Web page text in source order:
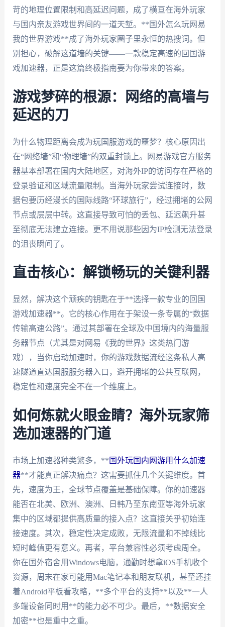
苛的地理位置限制和高延迟问题，成了横亘在海外玩家
与国内亲友游戏世界间的一道天堑。**国外怎么玩网易
我的世界游戏**成了海外玩家圈子里永恒的热搜词。但
别担心，破解这道墙的关键——一款稳定高速的回国游
戏加速器，正是这篇终极指南要为你带来的答案。
游戏梦碎的根源：网络的高墙与
延迟的刀
为什么物理距离会成为玩国服游戏的噩梦？核心原因出
在“网络墙”和“物理墙”的双重封锁上。网易游戏官方服务
器基本部署在国内大陆地区，对海外IP的访问存在严格的
登录验证和区域流量限制。当海外玩家尝试连接时，数
据包要历经漫长的国际线路“环球旅行”，经过拥堵的公网
节点或层层中转。这直接导致可怕的丢包、延迟飙升甚
至彻底无法建立连接。更不用说那些因为IP检测无法登录
的沮丧瞬间了。
直击核心：解锁畅玩的关键利器
显然，解决这个顽疾的钥匙在于**选择一款专业的回国
游戏加速器**。它的核心作用在于架设一条专属的“数据
传输高速公路”。通过其部署在全球及中国境内的海量服
务器节点（尤其是对网易《我的世界》这类热门游
戏），当你启动加速时，你的游戏数据流经这条私人高
速隧道直达国服服务器入口，避开拥堵的公共互联网，
稳定性和速度完全不在一个维度上。
如何炼就火眼金睛？海外玩家筛
选加速器的门道
市场上加速器种类繁多，** 国外玩国内网游用什么加速
器**才能真正解决痛点？这需要抓住几个关键维度。首
先，速度为王，全球节点覆盖是基础保障。你的加速器
能否在北美、欧洲、澳洲、日韩乃至东南亚等海外玩家
集中的区域都提供高质量的接入点？这直接关乎初始连
接速度。其次，稳定性决定成败，无限流量和不掉线比
短时峰值更有意义。再者，平台兼容性必须考虑周全。
你在国外宿舍用Windows电脑，通勤时想拿iOS手机收个
资源，周末在家可能用Mac笔记本和朋友联机，甚至还挂
着Android平板看攻略，**多个平台的支持**以及**一人
多端设备同时用**的能力必不可少。最后，**数据安全
加密**也是重中之重。